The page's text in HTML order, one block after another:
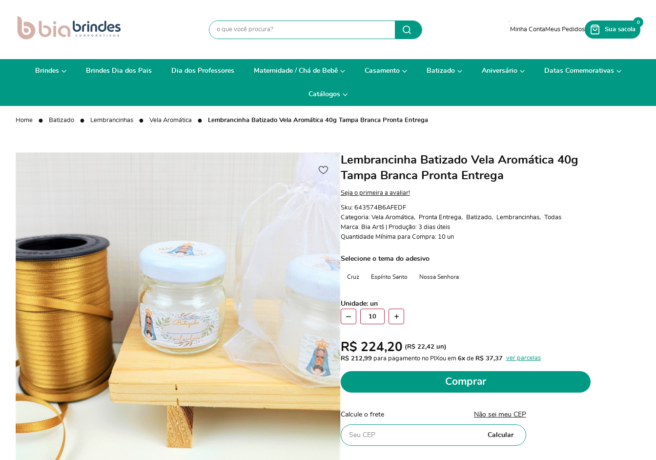
0
Brindes Brindes Dia dos Pais Dia dos Professores Maternidade / Chá de Bebê Casamento Batizado Aniversário Datas Comemorativas
Catálogos
Home Batizado Lembrancinhas Vela Aromática Lembrancinha Batizado Vela Aromática 40g Tampa Branca Pronta Entrega
Lembrancinha Batizado Vela Aromática 40g
Tampa Branca Pronta Entrega
Seja o primeira a avaliar!
Sku: 643574B6AFEDF
Categoria: Vela Aromática Pronta Entrega Batizado Lembrancinhas
Todas
Marca: Bia Art´s | Produção: 3 dias úteis
Quantidade Mínima para Compra: 10 un
Selecione o tema do adesivo
Cruz Espírito Santo Nossa Senhora
Unidade: un
R$ 224,20 (R$ 22,42un)
R$ 212,99 para pagamento no PIXou em 6x de R$ 37,37 ver parcelas
Comprar
Calcule o frete Não sei meu CEP
Calcular